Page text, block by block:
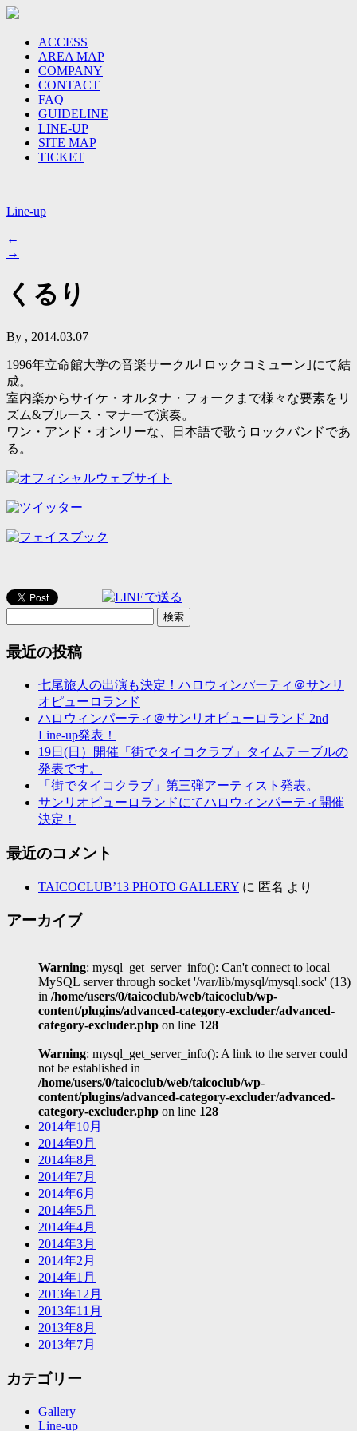
ACCESS
AREA MAP
COMPANY
CONTACT
FAQ
GUIDELINE
LINE-UP
SITE MAP
TICKET
Line-up
←
→
くるり
By , 2014.03.07
1996年立命館大学の音楽サークル｢ロックコミューン｣にて結
成。
室内楽からサイケ・オルタナ・フォークまで様々な要素をリ
ズム&ブルース・マナーで演奏。
ワン・アンド・オンリーな、日本語で歌うロックバンドであ
る。
最近の投稿
七尾旅人の出演も決定！ハロウィンパーティ＠サンリ
オピューロランド
ハロウィンパーティ＠サンリオピューロランド 2nd
Line-up発表！
19日(日）開催「街でタイコクラブ」タイムテーブルの
発表です。
「街でタイコクラブ」第三弾アーティスト発表。
サンリオピューロランドにてハロウィンパーティ開催
決定！
最近のコメント
TAICOCLUB’13 PHOTO GALLERY に 匿名 より
アーカイブ
Warning: mysql_get_server_info(): Can't connect to local
MySQL server through socket '/var/lib/mysql/mysql.sock' (13)
in /home/users/0/taicoclub/web/taicoclub/wp-
content/plugins/advanced-category-excluder/advanced-
category-excluder.php on line 128
Warning: mysql_get_server_info(): A link to the server could
not be established in
/home/users/0/taicoclub/web/taicoclub/wp-
content/plugins/advanced-category-excluder/advanced-
category-excluder.php on line 128
2014年10月
2014年9月
2014年8月
2014年7月
2014年6月
2014年5月
2014年4月
2014年3月
2014年2月
2014年1月
2013年12月
2013年11月
2013年8月
2013年7月
カテゴリー
Gallery
Line-up